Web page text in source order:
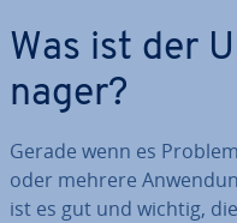
Was ist der
na­ger?
Gerade wenn es
oder mehrere
ist es gut und wichtig,